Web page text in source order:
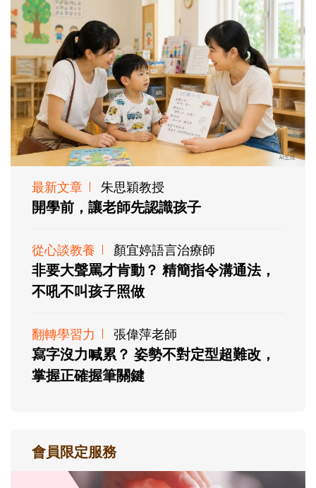
最新文章 朱思穎教授
開學前，讓老師先認識孩子
從心談教養 顏宜婷語言治療師
非要大聲罵才肯動？ 精簡指令溝通法，
不吼不叫孩子照做
翻轉學習力 張偉萍老師
寫字沒力喊累？ 姿勢不對定型超難改，
掌握正確握筆關鍵
會員限定服務